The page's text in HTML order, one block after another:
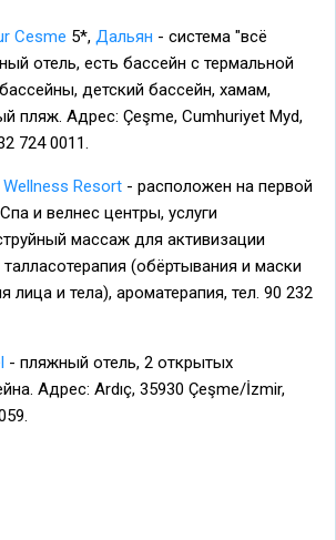
Cesme 5*, Дальян - система "всё
отель, есть бассейн с термальной
детский бассейн, хамам,
пляж. Адрес: Çeşme, Cumhuriyet Myd,
724 0011.
Resort - расположен на первой
и велнес центры, услуги
массаж для активизации
(обёртывания и маски
лица и тела), ароматерапия, тел. 90 232
- пляжный отель, 2 открытых
Адрес: Ardıç, 35930 Çeşme/İzmir,